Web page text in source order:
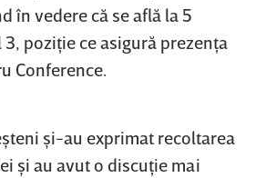
în vedere că se află la 5
poziţie ce asigură prezenţa
Conference.
şi-au exprimat recoltarea
şi au avut o discuţie mai